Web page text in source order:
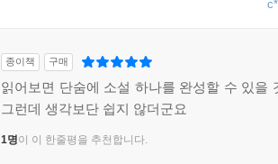
종이책 구매
읽어보면 단숨에 소설 하나를 완성할 수 있을
그런데 생각보단 쉽지 않더군요
1명이 이 한줄평을 추천합니다.